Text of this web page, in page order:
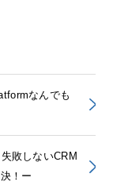
なんでも
敗しないCRM
！ー